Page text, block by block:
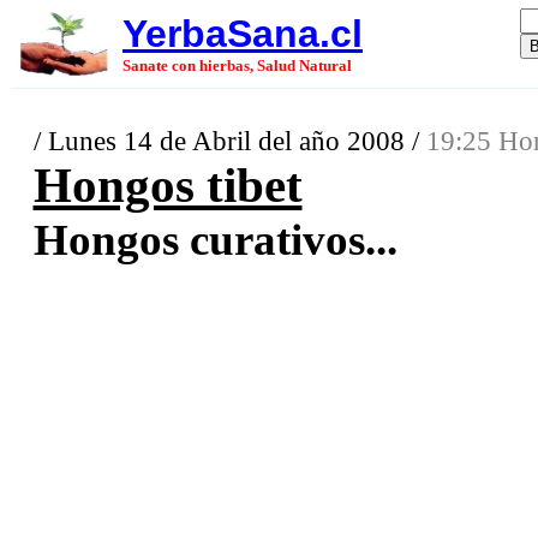
YerbaSana.cl
Sanate con hierbas, Salud Natural
/ Lunes 14 de Abril del año 2008 / 19:25
Hongos tibet
Hongos curativos...